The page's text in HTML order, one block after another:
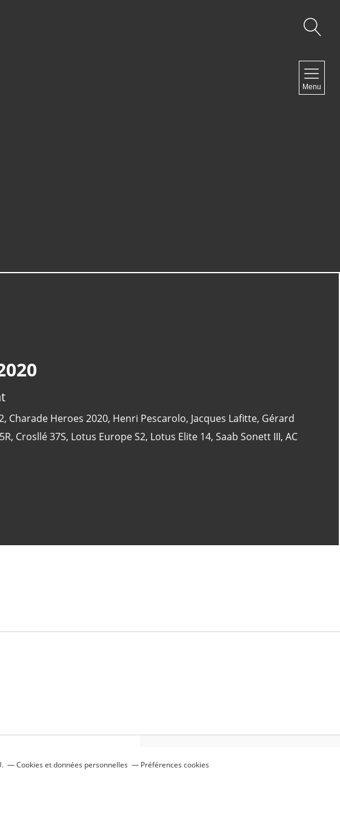
Menu
, Charade Heroes 2020, Henri Pescarolo, Jacques Lafitte, Gérard
, Crosllé 37S, Lotus Europe S2, Lotus Elite 14, Saab Sonett III, AC
24 Heures Du Mans 1967
Cookies et données personnelles Préférences cookies